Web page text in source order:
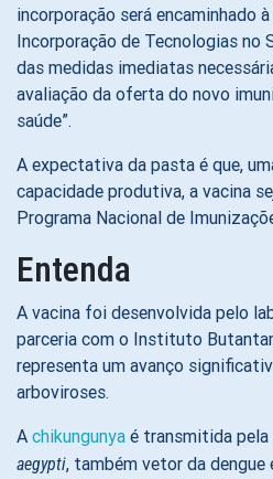
incorporação será encaminhado
Incorporação de Tecnologias no
das medidas imediatas
avaliação da oferta do novo
saúde”.
A expectativa da pasta é que,
capacidade produtiva, a vacina
Programa Nacional de
Entenda
A vacina foi desenvolvida pelo
parceria com o Instituto
representa um avanço
arboviroses.
A chikungunya é transmitida
aegypti, também vetor da dengue